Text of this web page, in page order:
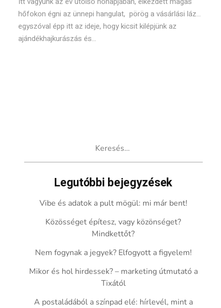
hőfokon égni az ünnepi hangulat, pörög a vásárlási láz...
egyszóval épp itt az ideje, hogy kicsit kilépjünk az
ajándékhajkurászás és...
Legutóbbi bejegyzések
Vibe és adatok a pult mögül: mi már bent!
Közösséget építesz, vagy közönséget?
Mindkettőt?
Nem fogynak a jegyek? Elfogyott a figyelem!
Mikor és hol hirdessek? – marketing útmutató a
Tixától
A postaládából a színpad elé: hírlevél, mint a